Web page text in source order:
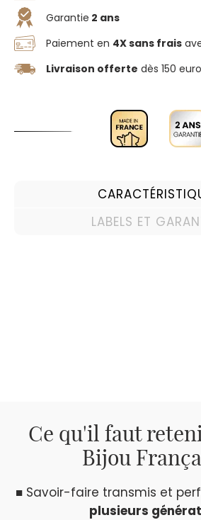
Garantie 2 ans
Paiement en 4X sans frais
Livraison offerte dès 150
LABELS ET
Ce qu'il faut
Bijou
■ Savoir-faire transmis et
plusieurs